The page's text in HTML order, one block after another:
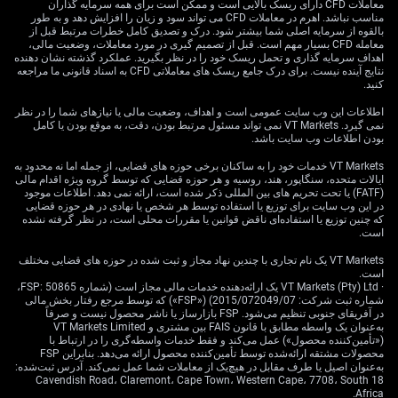
سطوح تکنیکال، تقاضای
صنعتی و راهبردهای
معاملاتی
قیمت زیر میانگین کلیدی 70.18 دلار قرار دارد. این سطح را
یک ناحیه حیاتی برای رصد می‌دانیم؛ زیرا ناتوانی در عبور و
تثبیت بالای آن تأیید می‌کند که فروشندگان هنوز کنترل بازار را
در دست دارند. فعلاً مسیر کم‌مقاومت‌تر حرکت، به نظر خنثی
در عین حال، جریان قدرتمند تقاضای صنعتی را نیز در نظر
داریم که به‌عنوان عامل حمایتی بلندمدت عمل می‌کند. در
گزارش اخیر «شورای جهانی الکترونیک» به افزایش 3 درصدی
سفارش‌های نیمه‌هادی‌ها برای سه‌ماهه دوم 2026 اشاره شده
که می‌تواند مصرف نقره را پایدار نگه دارد. این قدرت بنیادی
ممکن است حتی در صورت از بین رفتن تقاضای پناهگاه امن،
مانع از سقوط عمیق قیمت شود.
معاملات CFD دارای ریسک بالایی است و ممکن است برای همه سرمایه گذاران
مناسب نباشد. اهرم در معاملات CFD می تواند سود و زیان را افزایش دهد و به طور
بالقوه از سرمایه اصلی شما بیشتر شود. درک و تصدیق کامل خطرات مرتبط قبل از
معامله CFD بسیار مهم است. قبل از تصمیم گیری در مورد معاملات، وضعیت مالی،
اهداف سرمایه گذاری و تحمل ریسک خود را در نظر بگیرید. عملکرد گذشته نشان دهنده
نتایج آینده نیست. برای درک جامع ریسک های معاملاتی CFD به اسناد قانونی ما مراجعه
کنید.
اطلاعات این وب سایت عمومی است و اهداف، وضعیت مالی یا نیازهای شما را در نظر
نمی گیرد. VT Markets نمی تواند مسئول مرتبط بودن، دقت، به موقع بودن یا کامل
بودن اطلاعات وب سایت باشد.
VT Markets خدمات خود را به ساکنان برخی حوزه های قضایی، از جمله اما نه محدود به
ایالات متحده، سنگاپور، هند، روسیه و هر حوزه قضایی که توسط گروه ویژه اقدام مالی
(FATF) یا تحت تحریم های بین المللی ذکر شده است، ارائه نمی دهد. اطلاعات موجود
در این وب سایت برای توزیع یا استفاده توسط هر شخص یا نهادی در هر حوزه قضایی
که چنین توزیع یا استفاده‌ای ناقض قوانین یا مقررات محلی است، در نظر گرفته نشده
است.
VT Markets یک نام تجاری با چندین نهاد مجاز و ثبت شده در حوزه های قضایی مختلف
است.
· VT Markets (Pty) Ltd یک ارائه‌دهنده خدمات مالی مجاز است (شماره FSP: 50865،
شماره ثبت شرکت: 2015/072049/07) («FSP») که توسط مرجع رفتار بخش مالی
در آفریقای جنوبی تنظیم می‌شود. FSP بازارساز یا ناشر محصول نیست و صرفاً
به‌عنوان یک واسطه مطابق با قانون FAIS بین مشتری و VT Markets Limited
(«تأمین‌کننده محصول») عمل می‌کند و فقط خدمات واسطه‌گری را در ارتباط با
محصولات مشتقه ارائه‌شده توسط تأمین‌کننده محصول ارائه می‌دهد. بنابراین FSP
به‌عنوان اصیل یا طرف مقابل در هیچ‌یک از معاملات شما عمل نمی‌کند. آدرس ثبت‌شده:
18 Cavendish Road، Claremont، Cape Town، Western Cape، 7708، South
Africa.